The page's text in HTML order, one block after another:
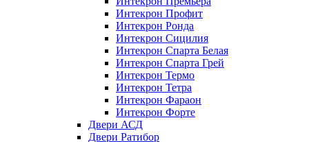
Интекрон Профит
Интекрон Ронда
Интекрон Сицилия
Интекрон Спарта Белая
Интекрон Спарта Грей
Интекрон Термо
Интекрон Тетра
Интекрон Фараон
Интекрон Форте
Двери АСД
Двери Ратибор